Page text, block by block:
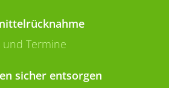
und Termine
sicher entsorgen